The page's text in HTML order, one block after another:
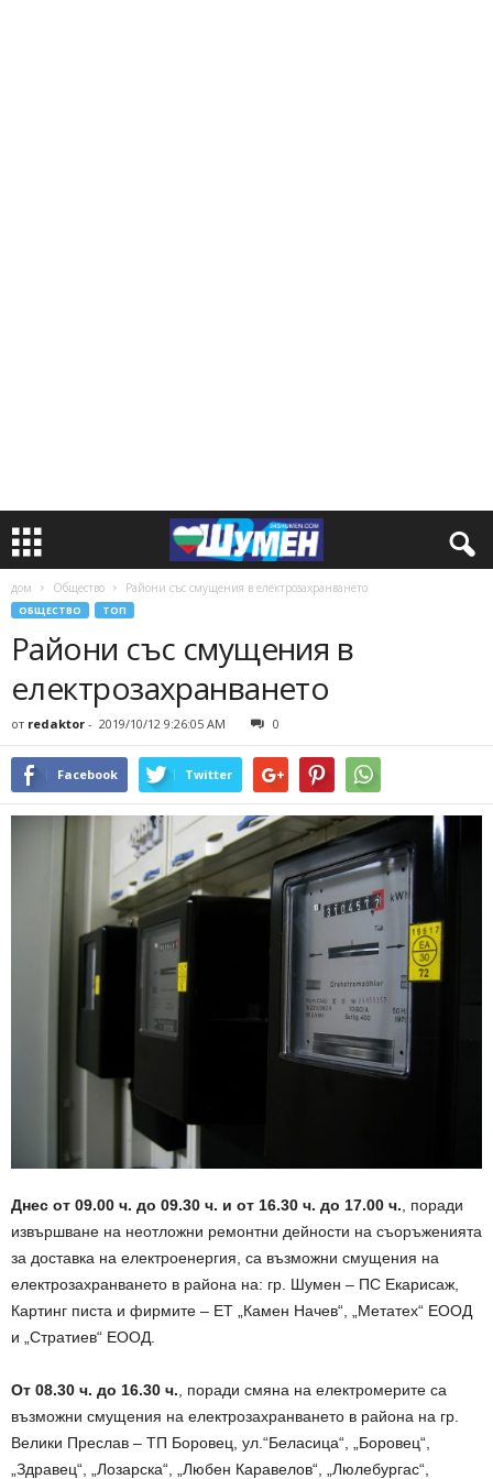
дом Общество Райони със смущения в електрозахранването
ОБЩЕСТВО ТОП
Райони със смущения в
електрозахранването
от redaktor - 2019/10/12 9:26:05 AM 0
Facebook Twitter
Днес от 09.00 ч. до 09.30 ч. и от 16.30 ч. до 17.00 ч. , поради
извършване на неотложни ремонтни дейности на съоръженията
за доставка на електроенергия, са възможни смущения на
електрозахранването в района на: гр. Шумен – ПС Екарисаж,
Картинг писта и фирмите – ЕТ „Камен Начев“, „Метатех“ ЕООД
и „Стратиев“ ЕООД.
От 08.30 ч. до 16.30 ч. , поради смяна на електромерите са
възможни смущения на електрозахранването в района на гр.
Велики Преслав – ТП Боровец, ул.“Беласица“, „Боровец“,
„Здравец“, „Лозарска“, „Любен Каравелов“, „Люлебургас“,